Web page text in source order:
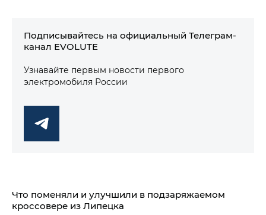
Подписывайтесь на официальный Телеграм-
канал EVOLUTE
Узнавайте первым новости первого
электромобиля России
Что поменяли и улучшили в подзаряжаемом
кроссовере из Липецка